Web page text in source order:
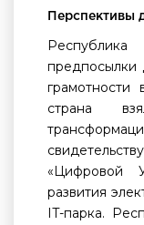
Перспективы
предпосылки
страна
«Цифровой
развития
IT-парка.